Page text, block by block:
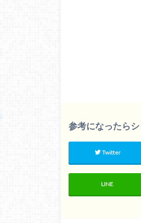
参考になったら
Twitter
LINE